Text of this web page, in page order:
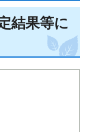
結果等に